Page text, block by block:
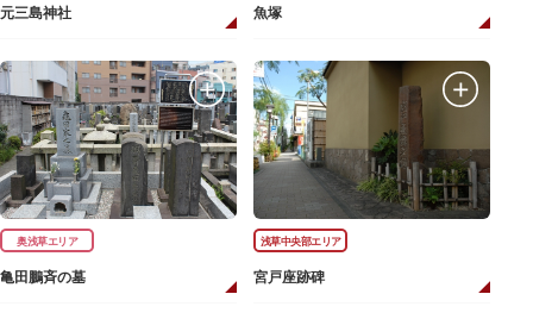
元三島神社 魚塚
奥浅草エリア
亀田鵬斉の墓
浅草中央部エリア
宮戸座跡碑